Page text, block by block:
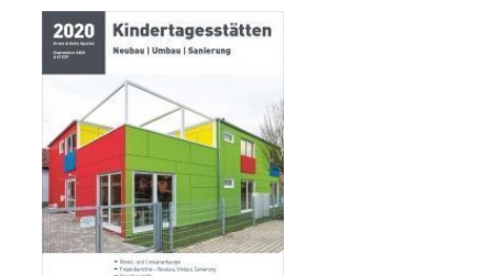
Veranstaltungen
Angebote
Fachgebiete
Produkte
Werben
Service